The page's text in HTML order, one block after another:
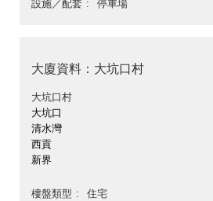
設施／配套 停車場
大廈資料：大坑口村
大坑口村
大坑口
清水灣
西貢
新界
樓盤類型
住宅